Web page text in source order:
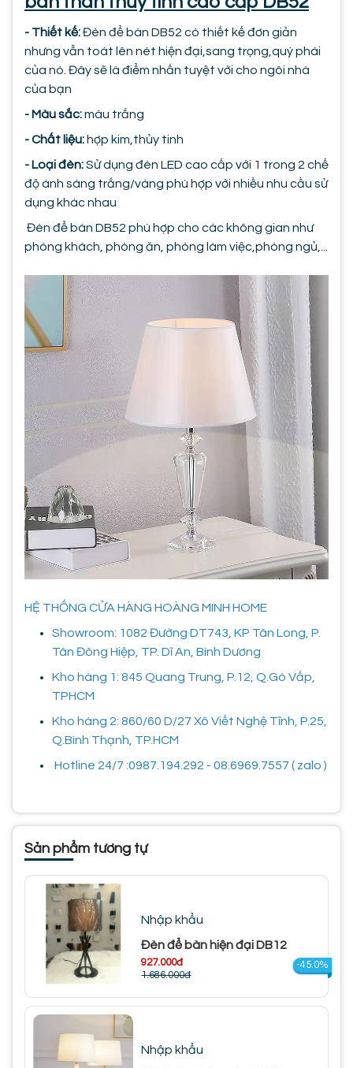
- Thiết kế:Đèn để bàn DB52 có thiết kế đơn giản
nhưng vẫn toát lên nét hiện đại,sang trọng,quý phái
của nó. Đây sẽ là điểm nhấn tuyệt vời cho ngôi nhà
của bạn
- Màu sắc:màu trắng
- Chất liệu: hợp kim,thủy tinh
- Loại đèn:Sử dụng đèn LED cao cấp với 1 trong 2 chế
độ ánh sáng trắng/vàng phù hợp với nhiều nhu cầu sử
dụng khác nhau
Đèn để bàn DB52 phù hợp cho các không gian như
phòng khách, phòng ăn, phòng làm việc,phòng ngủ,...
HỆ THỐNG CỬA HÀNG HOÀNG MINH HOME
Showroom: 1082 Đường DT743, KP Tân Long, P.
Tân Đông Hiệp, TP. Dĩ An, Bình Dương
Kho hàng 1: 845 Quang Trung, P.12, Q.Gò Vấp,
TPHCM
Kho hàng 2: 860/60 D/27 Xô Viết Nghệ Tĩnh, P.25,
Q.Bình Thạnh, TP.HCM
Hotline 24/7 :0987.194.292 - 08.6969.7557 ( zalo )
Sản phẩm tương tự
Nhập khẩu
Đèn để bàn hiện đại DB12
927.000đ
1.686.000đ
-45.0%
Nhập khẩu